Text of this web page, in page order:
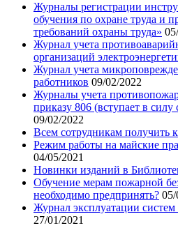
Журналы регистрации
обучения по охране труда и
требований охраны труда»
Журнал учета
организаций
Журнал учета
работников 09/02/2022
Журналы учета
приказу 806 (вступает в силу
09/02/2022
Всем сотрудникам получить
Режим работы на майские
04/05/2021
Новинки изданий в
Обучение мерам пожарной
необходимо предпринять? 05/
Журнал эксплуатации
27/01/2021